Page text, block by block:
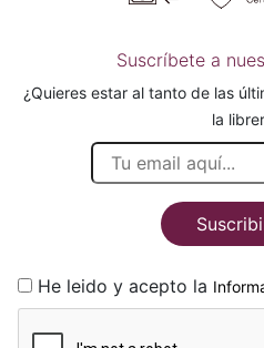
Suscríbete a
¿Quieres estar al tanto de las
la
He leido y acepto la